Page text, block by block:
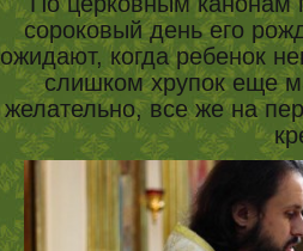
сороковый день его
ожидают, когда ребенок
слишком хрупок еще
желательно, все же на